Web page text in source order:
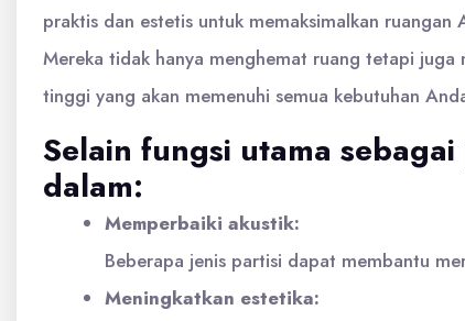
praktis dan estetis untuk memaksimalkan
Mereka tidak hanya menghemat ruang tetapi
tinggi yang akan memenuhi semua kebutuhan
Selain fungsi utama
dalam:
Memperbaiki akustik:
Beberapa jenis partisi dapat membantu
Meningkatkan estetika: